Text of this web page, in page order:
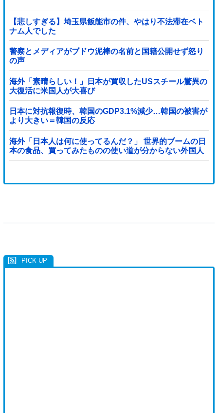
【悲しすぎる】埼玉県飯能市の件、やはり不法滞在ベト
ナム人でした
警察とメディアがブドウ泥棒の名前と国籍公開せず怒り
の声
海外「素晴らしい！」日本が買収したUSスチール驚異の
大復活に米国人が大喜び
日本に対抗報復時、韓国のGDP3.1%減少…韓国の被害が
より大きい＝韓国の反応
海外「日本人は何に使ってるんだ？」 世界的ブームの日
本の食品、買ってみたものの使い道が分からない外国人
が続出